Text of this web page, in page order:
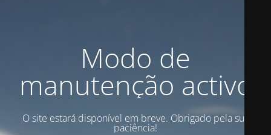
Modo de
manutenção activo
O site estará disponível em breve. Obrigado pela sua
paciência!